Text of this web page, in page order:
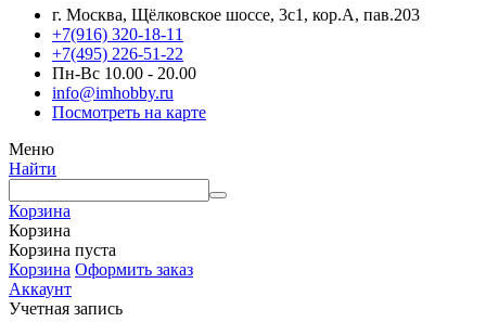
г. Москва, Щёлковское шоссе, 3с1, кор.А, пав.203
+7(916) 320-18-11
+7(495) 226-51-22
Пн-Вс 10.00 - 20.00
info@imhobby.ru
Посмотреть на карте
Меню
Найти
Корзина
Корзина
Корзина пуста
Корзина Оформить заказ
Аккаунт
Учетная запись